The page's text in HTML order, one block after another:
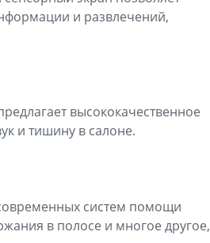
и развлечений,
высококачественное
и тишину в салоне.
систем помощи
в полосе и многое другое,